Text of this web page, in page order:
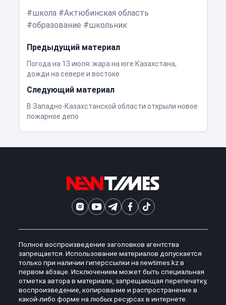
школа
Актюбинская область
образование
школьник
Предыдущий материал
Погода на 13 июля: жара на юге Казахстана,
дожди на севере и востоке
Следующий материал
В Западно-Казахстанской области открыли новое
пожарное депо
Полное воспроизведение заголовков агентства
запрещается. Использование материалов допускается
только при наличии гиперссылки на newtimes.kz в
первом абзаце. Исключением может быть специальная
отметка автора в материале, запрещающая перепечатку,
воспроизведение, копирование и распространение в
какой-либо форме на любых ресурсах в интернете.